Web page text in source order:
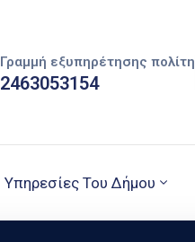
Γραμμή εξυπηρέτησης πολίτη
2463053154
Υπηρεσίες Του Δήμου